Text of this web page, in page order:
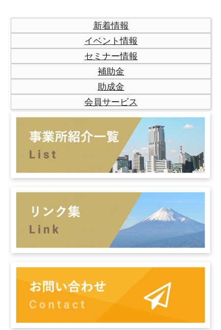
新着情報
イベント情報
セミナー情報
補助金
助成金
会員サービス